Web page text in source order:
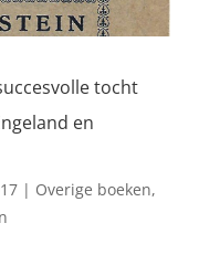
tocht
en
| Overige boeken,